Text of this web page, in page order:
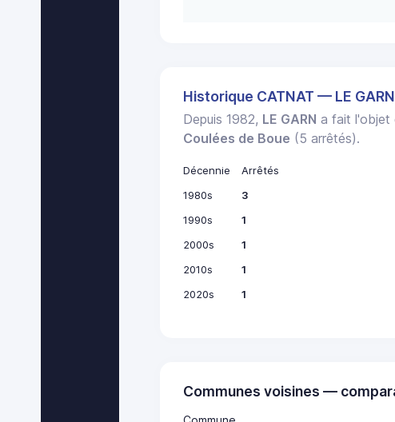
Historique CATNAT — LE GARN
Depuis 1982, LE GARN a fait l'objet
Coulées de Boue (5 arrêtés).
Décennie
Arrêtés
1980s
3
1990s
1
2000s
1
2010s
1
2020s
1
Communes voisines —